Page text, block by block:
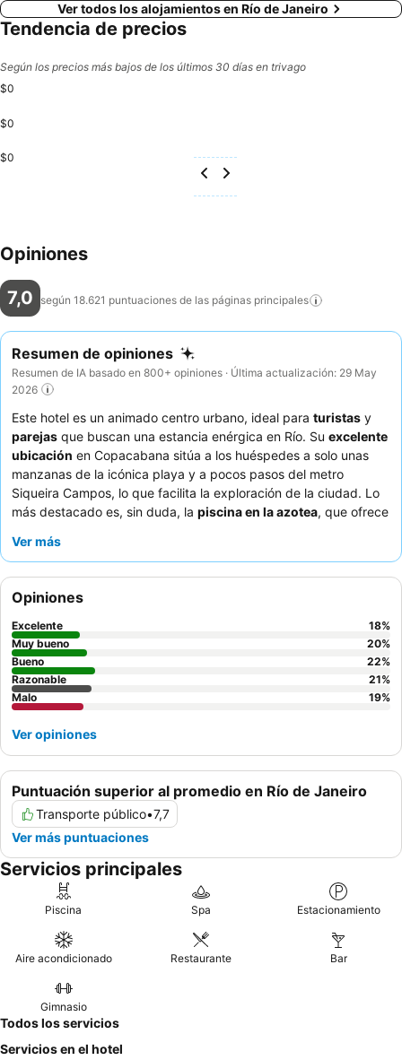
Ver todos los alojamientos en Río de Janeiro
Tendencia de precios
Según los precios más bajos de los últimos 30 días en trivago
$0
$0
$0
Opiniones
7,0 según 18.621 puntuaciones de las páginas principales
Resumen de opiniones
Resumen de IA basado en 800+ opiniones · Última actualización: 29 May
2026
Este hotel es un animado centro urbano, ideal para turistas y
parejas que buscan una estancia enérgica en Río. Su excelente
ubicación en Copacabana sitúa a los huéspedes a solo unas
manzanas de la icónica playa y a pocos pasos del metro
Siqueira Campos, lo que facilita la exploración de la ciudad. Lo
más destacado es, sin duda, la piscina en la azotea, que ofrece
y el Cristo Redentor. Los huéspedes elogian constantemente al
frescas, zumos y platos calientes. Para disfrutar de la mejor
experiencia, considere una habitación en un piso alto para
maximizar las vistas y minimizar el ruido de la calle.
Ver más
Puntuación superior al promedio en Río de Janeiro
Transporte público•7,7
Ver más puntuaciones
Opiniones
Excelente 18%
Muy bueno
20%
Bueno
22%
Razonable
21%
Malo
19%
Ver opiniones
Servicios principales
Piscina Spa Estacionamiento
Aire acondicionado Restaurante Bar
Gimnasio
Todos los servicios
Servicios en el hotel